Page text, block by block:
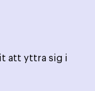
att yttra sig i